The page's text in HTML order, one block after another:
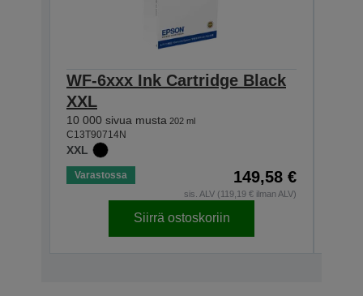
WF-6xxx Ink Cartridge Black
XXL
10 000 sivua musta 202 ml
C13T90714N
XXL
Varastossa 149,58 €
sis. ALV (119,19 € ilman ALV)
Siirrä ostoskoriin